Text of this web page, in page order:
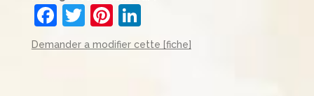
F
a
T
w
Pi
nt
Li
n
Demander a modifier cette [fiche]